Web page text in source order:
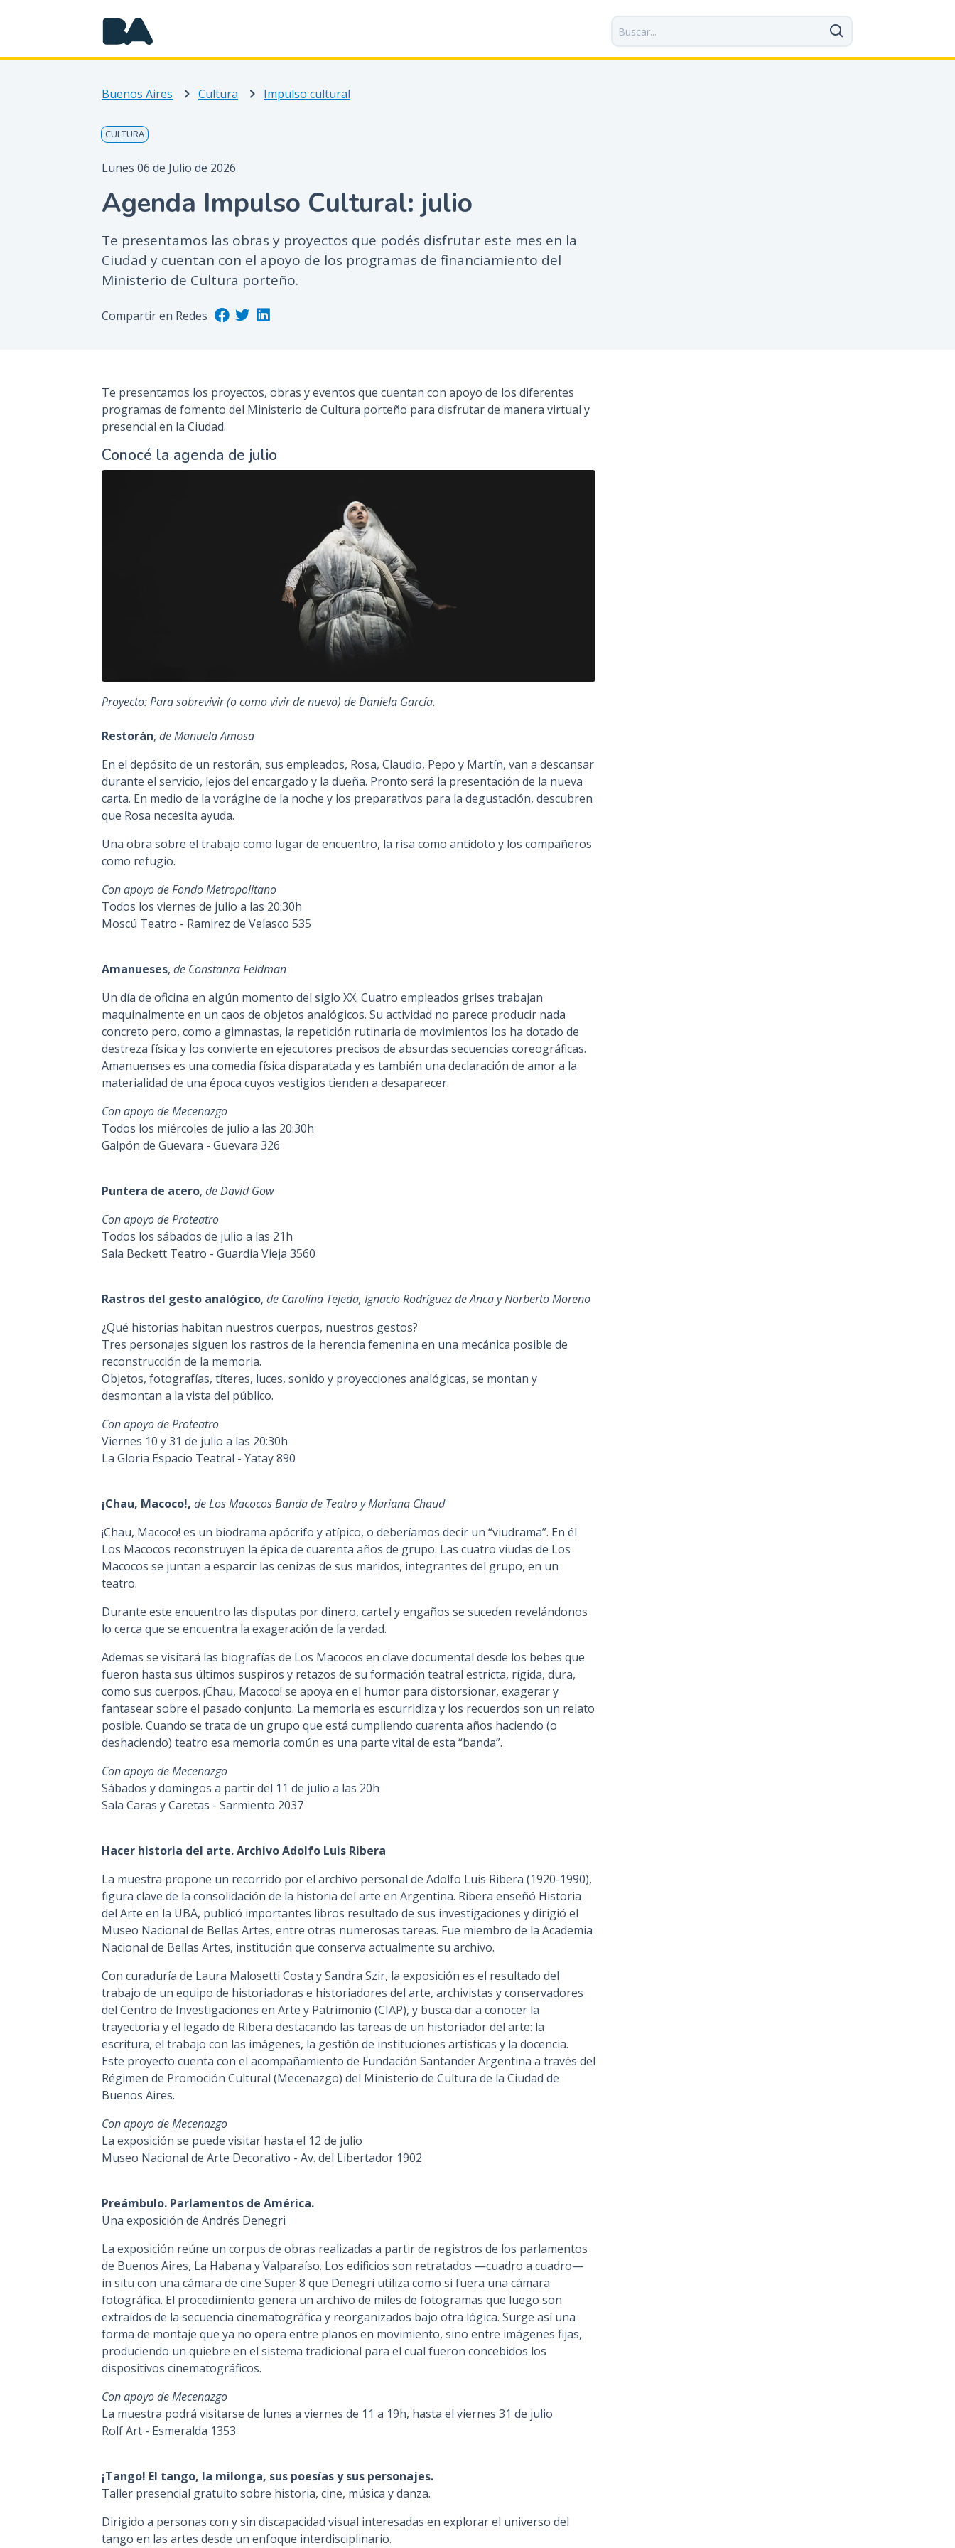
a
o
a
l
Buenos Aires Cultura Impulso cultural
CULTURA
Lunes 06 de Julio de 2026
Agenda Impulso Cultural: julio
Te presentamos las obras y proyectos que podés disfrutar este mes en la
Ciudad y cuentan con el apoyo de los programas de financiamiento del
Ministerio de Cultura porteño.
Compartir en Redes
Te presentamos los proyectos, obras y eventos que cuentan con apoyo de los diferentes
programas de fomento del Ministerio de Cultura porteño para disfrutar de manera virtual y
presencial en la Ciudad.
Conocé la agenda de julio
Proyecto: Para sobrevivir (o como vivir de nuevo) de Daniela García.
Restorán, de Manuela Amosa
En el depósito de un restorán, sus empleados, Rosa, Claudio, Pepo y Martín, van a descansar
durante el servicio, lejos del encargado y la dueña. Pronto será la presentación de la nueva
carta. En medio de la vorágine de la noche y los preparativos para la degustación, descubren
que Rosa necesita ayuda.
Una obra sobre el trabajo como lugar de encuentro, la risa como antídoto y los compañeros
como refugio.
Con apoyo de Fondo Metropolitano
Todos los viernes de julio a las 20:30h
Moscú Teatro - Ramirez de Velasco 535
Amanueses, de Constanza Feldman
Un día de oficina en algún momento del siglo XX. Cuatro empleados grises trabajan
maquinalmente en un caos de objetos analógicos. Su actividad no parece producir nada
concreto pero, como a gimnastas, la repetición rutinaria de movimientos los ha dotado de
destreza física y los convierte en ejecutores precisos de absurdas secuencias coreográficas.
Amanuenses es una comedia física disparatada y es también una declaración de amor a la
materialidad de una época cuyos vestigios tienden a desaparecer.
Con apoyo de Mecenazgo
Todos los miércoles de julio a las 20:30h
Galpón de Guevara - Guevara 326
Puntera de acero, de David Gow
Con apoyo de Proteatro
Todos los sábados de julio a las 21h
Sala Beckett Teatro - Guardia Vieja 3560
Rastros del gesto analógico, de Carolina Tejeda, Ignacio Rodríguez de Anca y Norberto Moreno
¿Qué historias habitan nuestros cuerpos, nuestros gestos?
Tres personajes siguen los rastros de la herencia femenina en una mecánica posible de
reconstrucción de la memoria.
Objetos, fotografías, títeres, luces, sonido y proyecciones analógicas, se montan y
desmontan a la vista del público.
Con apoyo de Proteatro
Viernes 10 y 31 de julio a las 20:30h
La Gloria Espacio Teatral - Yatay 890
¡Chau, Macoco!, de Los Macocos Banda de Teatro y Mariana Chaud
¡Chau, Macoco! es un biodrama apócrifo y atípico, o deberíamos decir un “viudrama”. En él
Los Macocos reconstruyen la épica de cuarenta años de grupo. Las cuatro viudas de Los
Macocos se juntan a esparcir las cenizas de sus maridos, integrantes del grupo, en un
teatro.
Durante este encuentro las disputas por dinero, cartel y engaños se suceden revelándonos
lo cerca que se encuentra la exageración de la verdad.
Ademas se visitará las biografías de Los Macocos en clave documental desde los bebes que
fueron hasta sus últimos suspiros y retazos de su formación teatral estricta, rígida, dura,
como sus cuerpos. ¡Chau, Macoco! se apoya en el humor para distorsionar, exagerar y
fantasear sobre el pasado conjunto. La memoria es escurridiza y los recuerdos son un relato
posible. Cuando se trata de un grupo que está cumpliendo cuarenta años haciendo (o
deshaciendo) teatro esa memoria común es una parte vital de esta “banda”.
Con apoyo de Mecenazgo
Sábados y domingos a partir del 11 de julio a las 20h
Sala Caras y Caretas - Sarmiento 2037
Hacer historia del arte. Archivo Adolfo Luis Ribera
La muestra propone un recorrido por el archivo personal de Adolfo Luis Ribera (1920-1990),
figura clave de la consolidación de la historia del arte en Argentina. Ribera enseñó Historia
del Arte en la UBA, publicó importantes libros resultado de sus investigaciones y dirigió el
Museo Nacional de Bellas Artes, entre otras numerosas tareas. Fue miembro de la Academia
Nacional de Bellas Artes, institución que conserva actualmente su archivo.
Con curaduría de Laura Malosetti Costa y Sandra Szir, la exposición es el resultado del
trabajo de un equipo de historiadoras e historiadores del arte, archivistas y conservadores
del Centro de Investigaciones en Arte y Patrimonio (CIAP), y busca dar a conocer la
trayectoria y el legado de Ribera destacando las tareas de un historiador del arte: la
escritura, el trabajo con las imágenes, la gestión de instituciones artísticas y la docencia.
Este proyecto cuenta con el acompañamiento de Fundación Santander Argentina a través del
Régimen de Promoción Cultural (Mecenazgo) del Ministerio de Cultura de la Ciudad de
Buenos Aires.
Con apoyo de Mecenazgo
La exposición se puede visitar hasta el 12 de julio
Museo Nacional de Arte Decorativo - Av. del Libertador 1902
Preámbulo. Parlamentos de América.
Una exposición de Andrés Denegri
La exposición reúne un corpus de obras realizadas a partir de registros de los parlamentos
de Buenos Aires, La Habana y Valparaíso. Los edificios son retratados —cuadro a cuadro—
in situ con una cámara de cine Super 8 que Denegri utiliza como si fuera una cámara
fotográfica. El procedimiento genera un archivo de miles de fotogramas que luego son
extraídos de la secuencia cinematográfica y reorganizados bajo otra lógica. Surge así una
forma de montaje que ya no opera entre planos en movimiento, sino entre imágenes fijas,
produciendo un quiebre en el sistema tradicional para el cual fueron concebidos los
dispositivos cinematográficos.
Con apoyo de Mecenazgo
La muestra podrá visitarse de lunes a viernes de 11 a 19h, hasta el viernes 31 de julio
Rolf Art - Esmeralda 1353
¡Tango! El tango, la milonga, sus poesías y sus personajes.
Taller presencial gratuito sobre historia, cine, música y danza.
Dirigido a personas con y sin discapacidad visual interesadas en explorar el universo del
tango en las artes desde un enfoque interdisciplinario.